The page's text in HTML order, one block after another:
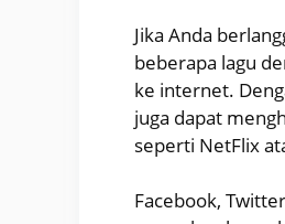
Jika Anda
beberapa lagu
ke internet.
juga dapat
seperti NetFlix
Facebook,